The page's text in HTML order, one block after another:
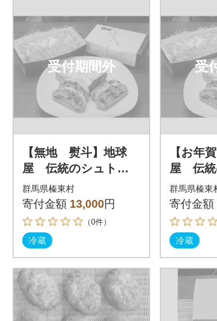
受付期間外
【無地 熨斗】地球
屋 伝統のシュトレ
ン
群馬県榛東村
寄付金額 13,000円
（0件）
冷蔵
受
【お年
屋 伝統
ン
群馬県榛東
寄付金額
冷蔵